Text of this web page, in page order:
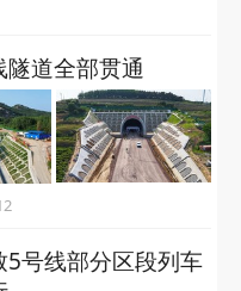
道全部贯通
号线部分区段列车